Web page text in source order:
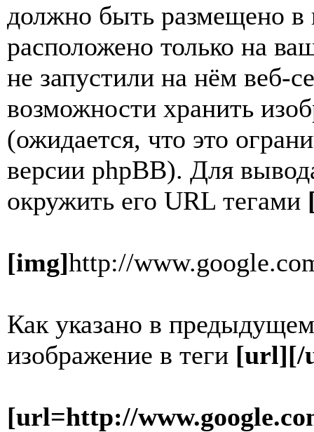
должно быть размещено в
расположено только на
не запустили на нём веб-
возможности хранить
(ожидается, что это
версии phpBB). Для
окружить его URL тегами
[img]http://
Как указано в
изображение в теги [url][/
[url=http://